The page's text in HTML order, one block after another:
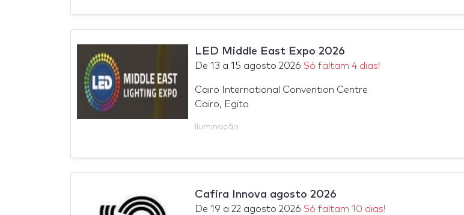
LED Middle East Expo 2026
De 13 a 15 agosto 2026 Só faltam 4 dias!
Cairo International Convention Centre
Cairo, Egito
Iluminação
Cafira Innova agosto 2026
De 19 a 22 agosto 2026 Só faltam 10 dias!